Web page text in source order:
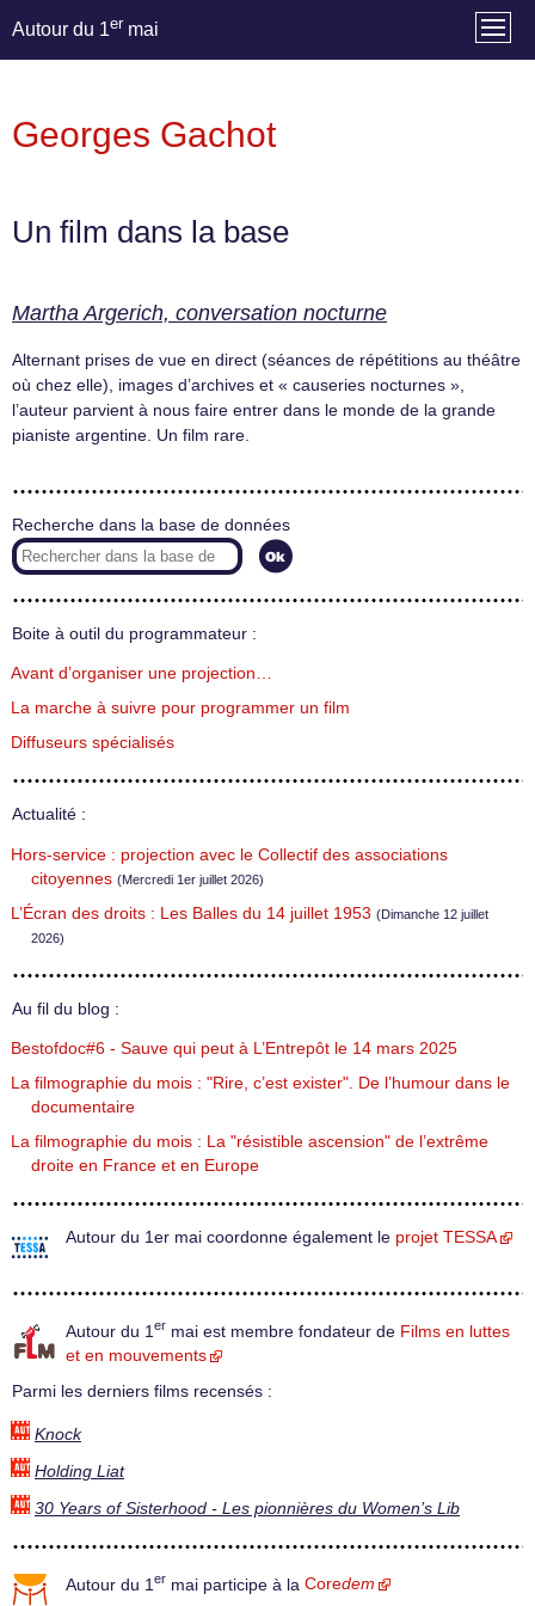
Autour du 1er mai
Georges Gachot
Un film dans la base
Martha Argerich, conversation nocturne
Alternant prises de vue en direct (séances de répétitions au théâtre
où chez elle), images d’archives et « causeries nocturnes »,
l’auteur parvient à nous faire entrer dans le monde de la grande
pianiste argentine. Un film rare.
Recherche dans la base de données
Boite à outil du programmateur :
Avant d’organiser une projection…
La marche à suivre pour programmer un film
Diffuseurs spécialisés
Actualité :
Hors-service : projection avec le Collectif des associations
citoyennes (Mercredi 1er juillet 2026)
L’Écran des droits : Les Balles du 14 juillet 1953 (Dimanche 12 juillet
2026)
Au fil du blog :
Bestofdoc#6 - Sauve qui peut à L’Entrepôt le 14 mars 2025
La filmographie du mois : "Rire, c’est exister". De l’humour dans le
documentaire
La filmographie du mois : La "résistible ascension" de l’extrême
droite en France et en Europe
Autour du 1er mai coordonne également le projet TESSA
Autour du 1 er mai est membre fondateur de Films en luttes
et en mouvements
Parmi les derniers films recensés :
Knock
Holding Liat
30 Years of Sisterhood - Les pionnières du Women’s Lib
Autour du 1 er mai participe à la Coredem